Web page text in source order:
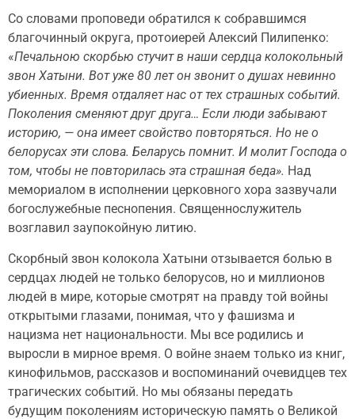
Со словами проповеди обратился к собравшимся
благочинный округа, протоиерей Алексий Пилипенко:
«Печальною скорбью стучит в наши сердца колокольный
звон Хатыни. Вот уже 80 лет он звонит о душах невинно
убиенных. Время отдаляет нас от тех страшных событий.
Поколения сменяют друг друга… Если люди забывают
историю, — она имеет свойство повторяться. Но не о
белорусах эти слова. Беларусь помнит. И молит Господа о
том, чтобы не повторилась эта страшная беда». Над
мемориалом в исполнении церковного хора зазвучали
богослужебные песнопения. Священнослужитель
возглавил заупокойную литию.
Скорбный звон колокола Хатыни отзывается болью в
сердцах людей не только белорусов, но и миллионов
людей в мире, которые смотрят на правду той войны
открытыми глазами, понимая, что у фашизма и
нацизма нет национальности. Мы все родились и
выросли в мирное время. О войне знаем только из книг,
кинофильмов, рассказов и воспоминаний очевидцев тех
трагических событий. Но мы обязаны передать
будущим поколениям историческую память о Великой